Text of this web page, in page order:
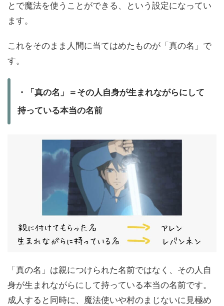
とで魔法を使うことができる、という設定になってい
ます。
これをそのまま人間に当てはめたものが「真の名」で
す。
・「真の名」＝その人自身が生まれながらにして
持っている本当の名前
「真の名」は親につけられた名前ではなく、その人自
身が生まれながらにして持っている本当の名前です。
成人すると同時に、魔法使いや村のまじないに見極め